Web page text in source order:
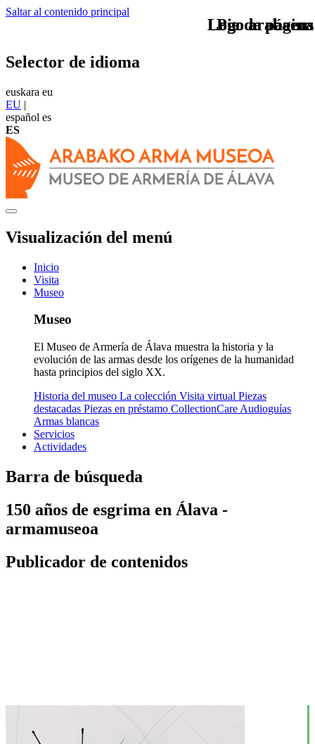
Saltar al contenido principal
Logo arabaeus
Selector de idioma
euskara eu
EU |
español es
ES
Visualización del menú
Inicio
Visita
Museo
Museo
El Museo de Armería de Álava muestra la historia y la
evolución de las armas desde los orígenes de la humanidad
hasta principios del siglo XX.
Historia del museo La colección Visita virtual Piezas
destacadas Piezas en préstamo CollectionCare Audioguías
Armas blancas
Servicios
Actividades
Barra de búsqueda
150 años de esgrima en Álava -
armamuseoa
Publicador de contenidos
Logo arabaeus
Pie de página